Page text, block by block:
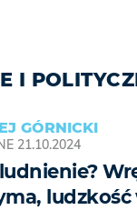
I
GÓRNICKI
21.10.2024